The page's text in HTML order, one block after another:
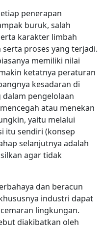
penerapan
buruk, salah
karakter limbah
proses yang terjadi.
memiliki nilai
ketatnya peraturan
kesadaran di
pengelolaan
atau menekan
yaitu melalui
itu sendiri (konsep
selanjutnya adalah
agar tidak
dan beracun
industri dapat
lingkungan.
diakibatkan oleh